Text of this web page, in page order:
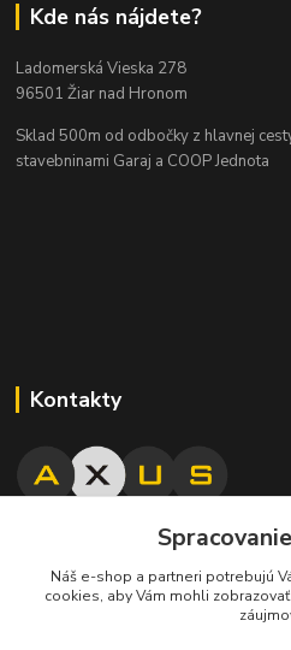
Kde nás nájdete?
Ladomerská Vieska 278
96501 Žiar nad Hronom
Sklad 500m od odbočky z hlavnej
stavebninami Garaj a COOP Jednota
Kontakty
045/671 63 50
axuspneu@gmail.com
Náš e-shop a partneri potrebujú
cookies, aby Vám mohli